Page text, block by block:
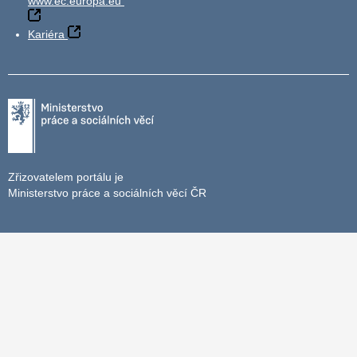
Kariéra
Zřizovatelem portálu je
Ministerstvo práce a sociálních věcí ČR